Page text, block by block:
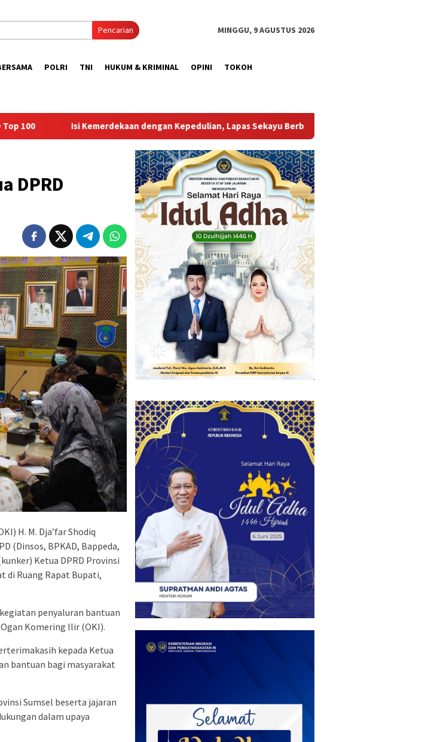
Pencarian MINGGU, 9 AGUSTUS 2026
POLRI TNI HUKUM & KRIMINAL OPINI TOKOH
dengan Kepedulian, Lapas Sekayu Berbagi di Panti Asuhan Elnuza
DPRD
H. M. Dja’far Shodiq
(Dinsos, BPKAD, Bappeda,
Ketua DPRD Provinsi
di Ruang Rapat Bupati,
penyaluran bantuan
Komering Ilir (OKI).
kepada Ketua
bantuan bagi masyarakat
Sumsel beserta jajaran
dalam upaya